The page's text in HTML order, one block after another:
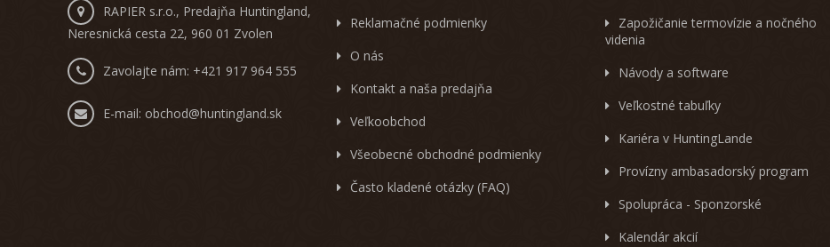
RAPIER s.r.o., Predajňa Huntingland,
Neresnická cesta 22, 960 01 Zvolen
Zavolajte nám: +421 917 964 555
E-mail: obchod@huntingland.sk
Reklamačné podmienky
O nás
Kontakt a naša predajňa
Veľkoobchod
Všeobecné obchodné podmienky
Často kladené otázky (FAQ)
Zapožičanie termovízie a nočného
videnia
Návody a software
Veľkostné tabuľky
Kariéra v HuntingLande
Provízny ambasadorský program
Spolupráca - Sponzorské
Kalendár akcií